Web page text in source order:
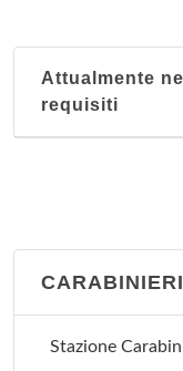
Attualmente
requisiti
CARABINIERI
Stazione